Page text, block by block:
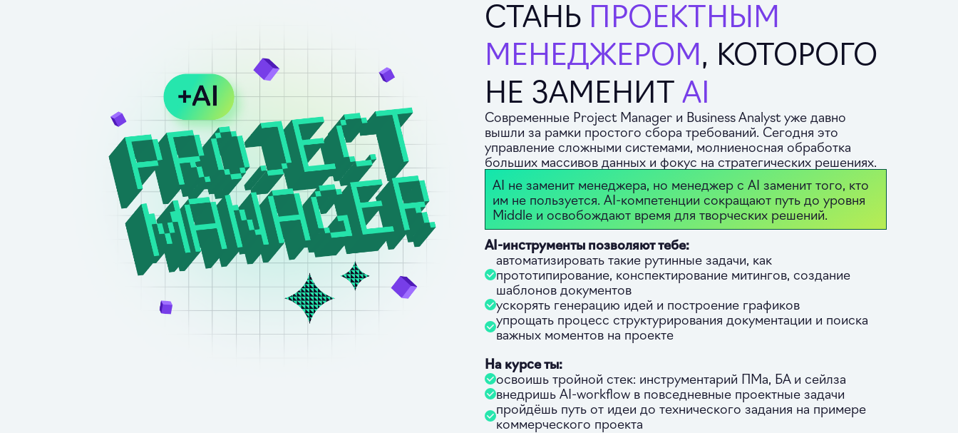
СТАНЬ ПРОЕКТНЫМ
МЕНЕДЖЕРОМ, КОТОРОГО
НЕ ЗАМЕНИТAI
Современные Project Manager и Business Analyst уже давно
вышли за рамки простого сбора требований. Сегодня это
управление сложными системами, молниеносная обработка
больших массивов данных и фокус на стратегических решениях.
AI не заменит менеджера, но менеджер с AI заменит того, кто
им не пользуется. AI‑компетенции сокращают путь до уровня
Middle и освобождают время для творческих решений.
AI‑инструменты позволяют тебе:
автоматизировать такие рутинные задачи, как
прототипирование, конспектирование митингов, создание
шаблонов документов
ускорять генерацию идей и построение графиков
упрощать процесс структурирования документации и поиска
важных моментов на проекте
На курсе ты:
освоишь тройной стек: инструментарий ПМа, БА и сейлза
внедришь AI‑workflow в повседневные проектные задачи
пройдёшь путь от идеи до технического задания на примере
коммерческого проекта